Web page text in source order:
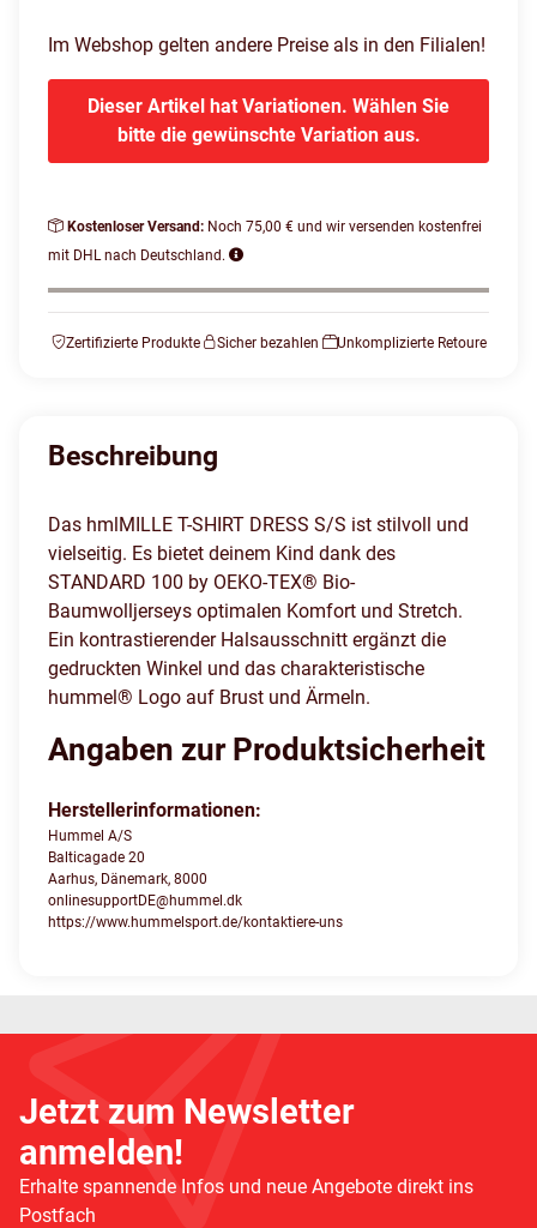
Im Webshop gelten andere Preise als in den Filialen!
Dieser Artikel hat Variationen. Wählen Sie
bitte die gewünschte Variation aus.
Kostenloser Versand: Noch 75,00 € und wir versenden kostenfrei
mit DHL nach Deutschland.
Zertifizierte Produkte Sicher bezahlen Unkomplizierte Retoure
Beschreibung
Das hmlMILLE T-SHIRT DRESS S/S ist stilvoll und
vielseitig. Es bietet deinem Kind dank des
STANDARD 100 by OEKO-TEX® Bio-
Baumwolljerseys optimalen Komfort und Stretch.
Ein kontrastierender Halsausschnitt ergänzt die
gedruckten Winkel und das charakteristische
hummel® Logo auf Brust und Ärmeln.
Angaben zur Produktsicherheit
Herstellerinformationen:
Hummel A/S
Balticagade 20
Aarhus, Dänemark, 8000
onlinesupportDE@hummel.dk
https://www.hummelsport.de/kontaktiere-uns
Jetzt zum Newsletter
anmelden!
Erhalte spannende Infos und neue Angebote direkt ins
Postfach